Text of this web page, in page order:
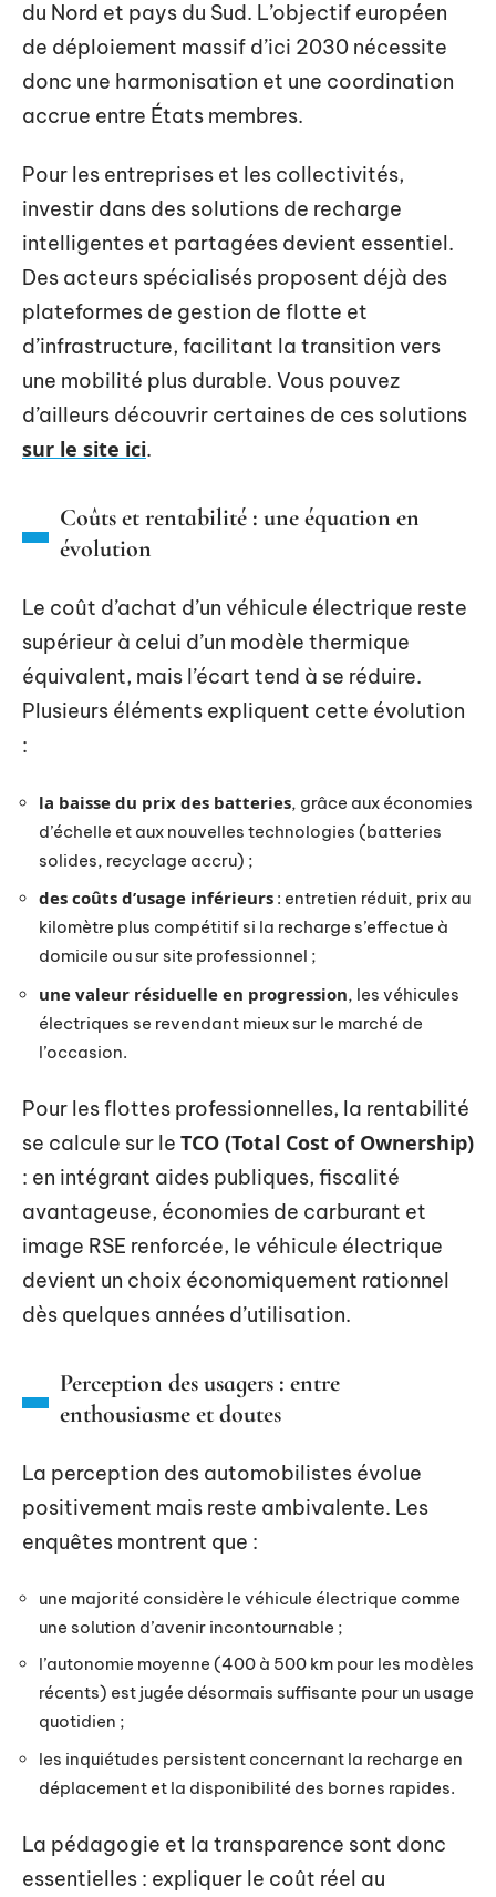
du Nord et pays du Sud. L’objectif européen
de déploiement massif d’ici 2030 nécessite
donc une harmonisation et une coordination
accrue entre États membres.
Pour les entreprises et les collectivités,
investir dans des solutions de recharge
intelligentes et partagées devient essentiel.
Des acteurs spécialisés proposent déjà des
plateformes de gestion de flotte et
d’infrastructure, facilitant la transition vers
une mobilité plus durable. Vous pouvez
d’ailleurs découvrir certaines de ces solutions
sur le site ici.
Coûts et rentabilité : une équation en
évolution
Le coût d’achat d’un véhicule électrique reste
supérieur à celui d’un modèle thermique
équivalent, mais l’écart tend à se réduire.
Plusieurs éléments expliquent cette évolution
:
la baisse du prix des batteries, grâce aux économies
d’échelle et aux nouvelles technologies (batteries
solides, recyclage accru) ;
des coûts d’usage inférieurs : entretien réduit, prix au
kilomètre plus compétitif si la recharge s’effectue à
domicile ou sur site professionnel ;
une valeur résiduelle en progression, les véhicules
électriques se revendant mieux sur le marché de
l’occasion.
Pour les flottes professionnelles, la rentabilité
se calcule sur le TCO (Total Cost of Ownership)
: en intégrant aides publiques, fiscalité
avantageuse, économies de carburant et
image RSE renforcée, le véhicule électrique
devient un choix économiquement rationnel
dès quelques années d’utilisation.
Perception des usagers : entre
enthousiasme et doutes
La perception des automobilistes évolue
positivement mais reste ambivalente. Les
enquêtes montrent que :
une majorité considère le véhicule électrique comme
une solution d’avenir incontournable ;
l’autonomie moyenne (400 à 500 km pour les modèles
récents) est jugée désormais suffisante pour un usage
quotidien ;
les inquiétudes persistent concernant la recharge en
déplacement et la disponibilité des bornes rapides.
La pédagogie et la transparence sont donc
essentielles : expliquer le coût réel au